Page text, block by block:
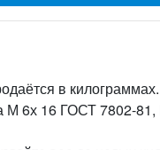
в килограммах.
М 6х 16 ГОСТ 7802-